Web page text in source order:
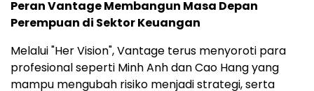
Peran Vantage Membangun Masa Depan
Perempuan di Sektor Keuangan
Melalui "Her Vision", Vantage terus menyoroti para
profesional seperti Minh Anh dan Cao Hang yang
mampu mengubah risiko menjadi strategi, serta